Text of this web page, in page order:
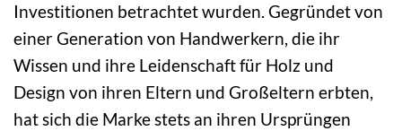
Investitionen betrachtet wurden. Gegründet von
einer Generation von Handwerkern, die ihr
Wissen und ihre Leidenschaft für Holz und
Design von ihren Eltern und Großeltern erbten,
hat sich die Marke stets an ihren Ursprüngen